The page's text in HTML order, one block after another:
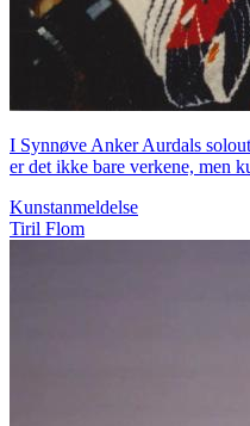
I Synnøve Anker Aurdals
er det ikke bare verkene, men
Kunstanmeldelse
Tiril Flom